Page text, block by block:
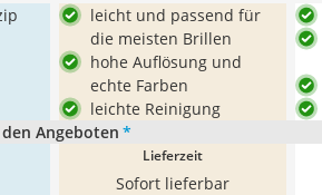
leicht und passend für
die meisten Brillen
hohe Auflösung und
echte Farben
leichte Reinigung
Angeboten *
Lieferzeit
Sofort lieferbar